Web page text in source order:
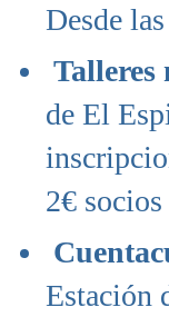
Desde
Talleres
de El
2€
Estación